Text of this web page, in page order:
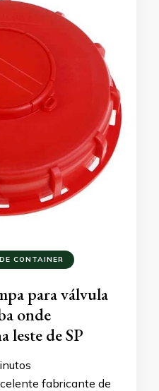
CONTAINER
para válvula
onde
leste de SP
fabricante de